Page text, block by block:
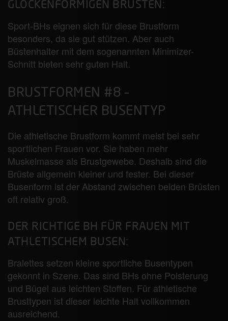
GLOCKENFÖRMIGEN BRÜSTEN:
Sport-BHs eignen sich für diese Brustform
besonders, da sie gut stützen. Aber auch
Büstenhalter mit dem sogenannten Minimizer-
Schnitt bieten sehr guten Halt.
BRUSTFORMEN #8 –
ATHLETISCHER BUSENTYP
Die athletische Brustform kommt meist bei sehr
sportlichen Frauen vor. Sie haben mehr
Muskelmasse als Brustgewebe. Deshalb sind die
Brüste allgemein kleiner und fester. Bei dieser
Busenform ist der Abstand zwischen beiden Brüsten
oft relativ groß.
DER RICHTIGE BH FÜR FRAUEN MIT
ATHLETISCHEM BUSEN:
Bralettes setzen kleine sportliche Busentypen
gekonnt in Szene. Das sind BHs ohne Polsterung
und Bügel aus leichten Stoffen. Für athletische
Brusttypen ist dieser leichte Halt vollkommen
ausreichend.